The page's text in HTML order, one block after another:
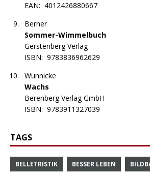
EAN: 4012426880667
Berner
Sommer-Wimmelbuch
Gerstenberg Verlag
ISBN: 9783836962629
Wunnicke
Wachs
Berenberg Verlag GmbH
ISBN: 9783911327039
TAGS
BELLETRISTIK BESSER LEBEN